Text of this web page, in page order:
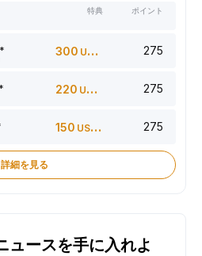
特典 ポイント
300 USDT 275
220 USDT 275
150 USDT 275
詳細を見る
ュースを手に入れよ